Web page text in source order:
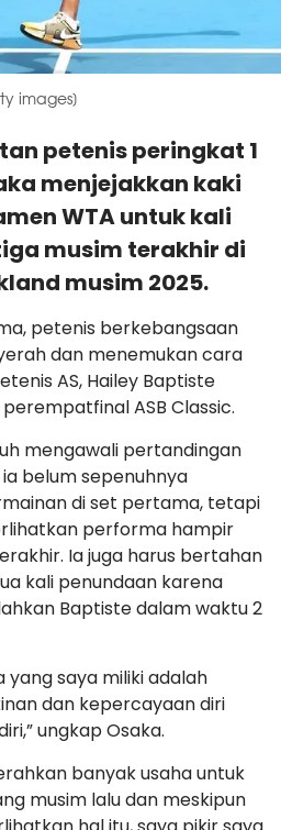
images]
petenis peringkat 1
menjejakkan kaki
WTA untuk kali
musim terakhir di
musim 2025.
petenis berkebangsaan
dan menemukan cara
AS, Hailey Baptiste
ASB Classic.
mengawali pertandingan
belum sepenuhnya
di set pertama, tetapi
performa hampir
Ia juga harus bertahan
kali penundaan karena
Baptiste dalam waktu 2
yang saya miliki adalah
dan kepercayaan diri
ungkap Osaka.
banyak usaha untuk
musim lalu dan meskipun